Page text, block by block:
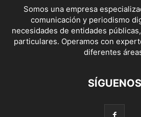
Somos una empresa
comunicación y periodismo
necesidades de entidades
particulares. Operamos con
diferentes
SÍGUENOS